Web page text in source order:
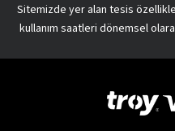
Sitemizde yer alan tesis
kullanım saatleri dönemsel